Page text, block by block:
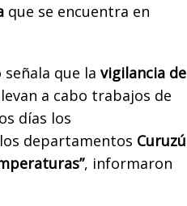
que se encuentra en
que la vigilancia de
a cabo trabajos de
días los
departamentos Curuzú
, informaron